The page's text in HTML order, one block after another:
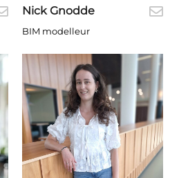
Nick Gnodde
BIM modelleur